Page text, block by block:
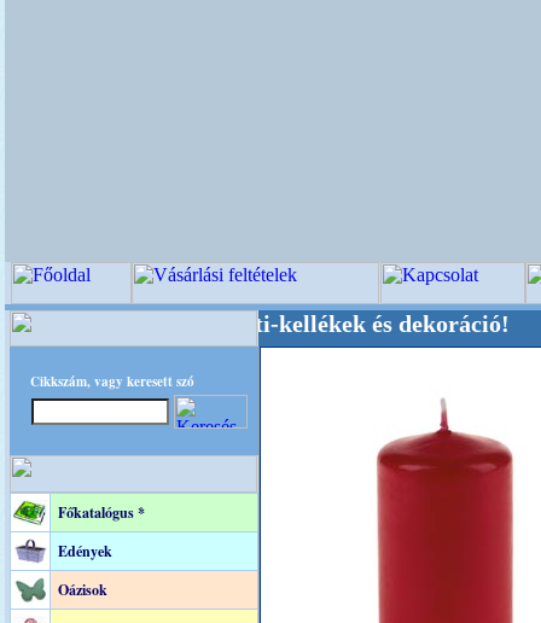
Cikkszám, vagy keresett szó
Főkatalógus *
Edények
Oázisok
, Kegyeleti-kellékek és dekoráció!